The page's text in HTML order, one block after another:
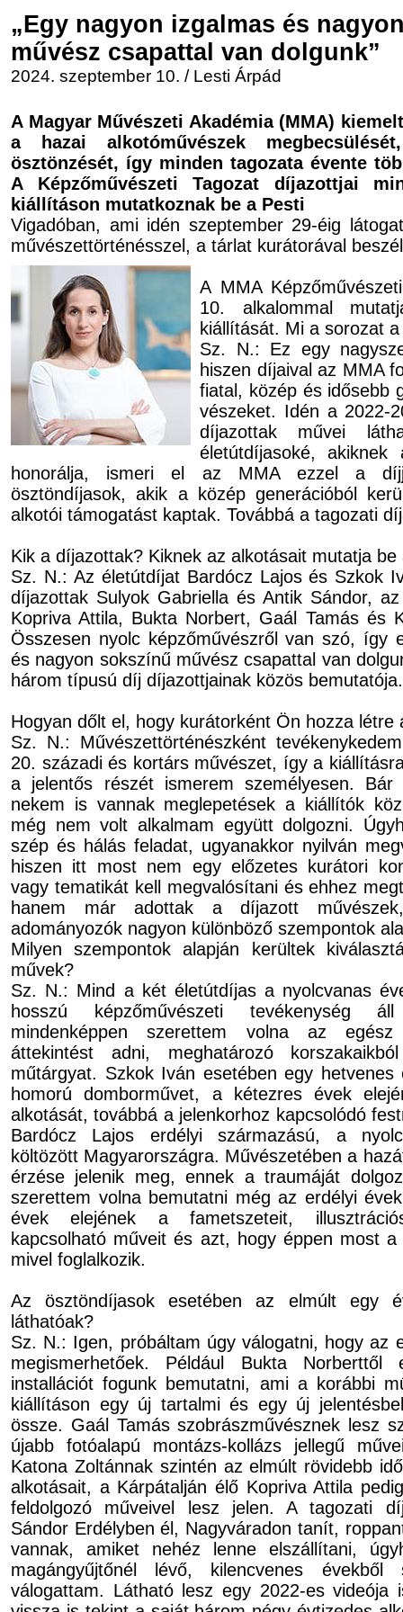
„Egy nagyon izgalmas és
művész csapattal van dolgunk”
2024. szeptember 10. / Lesti Árpád
A Magyar Művészeti Akadémia (MMA)
a hazai alkotóművészek
ösztönzését, így minden tagozata évente
A Képzőművészeti Tagozat díjazottjai
kiállításon mutatkoznak be a Pesti
Vigadóban, ami idén szeptember 29-éig
művészettörténésszel, a tárlat kurá­torával
A MMA
10. alkalommal
kiállítását. Mi a sorozat
Sz. N.: Ez egy
hiszen díjaival az MMA
fiatal, közép és idősebb
vé­szeket. Idén a 2022-
díjazottak művei
életútdíjasoké, akiknek
honorálja, ismeri el az MMA ezzel a
ösztöndíjasok, akik a közép generációból
alkotói támogatást kaptak. Továbbá a tagozati
Kik a díjazottak? Kiknek az alkotásait mutatja be
Sz. N.: Az életútdíjat Bardócz Lajos és Szkok
díjazottak Sulyok Gabriella és Antik Sándor,
Kopriva Attila, Bukta Norbert, Gaál Tamás és
Összesen nyolc képzőművészről van szó, így
és nagyon sokszínű művész csapattal van
három típusú díj díjazottjainak közös bemutatója.
Hogyan dőlt el, hogy kurátorként Ön hozza létre
Sz. N.: Művészettörténészként
20. századi és kortárs művészet, így a
a jelentős részét ismerem személyesen. Bár
nekem is vannak meglepetések a kiállítók
még nem volt alkalmam együtt dolgozni.
szép és hálás feladat, ugyanakkor nyilván
hiszen itt most nem egy előzetes kurátori
vagy tematikát kell megvalósítani és ehhez
hanem már adottak a díjazott
adományozók nagyon különböző szempontok
Milyen szempontok alapján kerültek
művek?
Sz. N.: Mind a két életútdíjas a nyolcvanas
hosszú képzőművészeti tevékenység
mindenképpen szerettem volna az
áttekintést adni, meghatározó
műtárgyat. Szkok Iván esetében egy hetvenes
homorú domborművet, a kétezres évek
alkotását, továbbá a jelenkorhoz kapcsolódó
Bardócz Lajos erdélyi származású, a
költözött Magyarországra. Művészetében a
érzése jelenik meg, ennek a traumáját
szerettem volna bemutatni még az erdélyi
évek elejének a fametszeteit,
kapcsolható műveit és azt, hogy éppen most
mivel foglalkozik.
Az ösztöndíjasok esetében az elmúlt egy
láthatóak?
Sz. N.: Igen, próbáltam úgy válogatni, hogy az
megismerhetőek. Például Bukta
installációt fogunk bemutatni, ami a korábbi
kiállításon egy új tartalmi és egy új
össze. Gaál Tamás szobrászművésznek lesz
újabb fotóalapú montázs-kollázs jellegű
Katona Zoltánnak szintén az elmúlt rövidebb
alkotásait, a Kárpátalján élő Kopriva Attila
feldolgozó műveivel lesz jelen. A tagozati
Sándor Erdélyben él, Nagyváradon tanít,
vannak, amiket nehéz lenne elszállítani,
magángyűjtőnél lévő, kilencvenes évekből
válogattam. Látható lesz egy 2022-es videója